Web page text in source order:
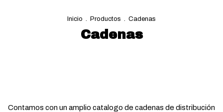
Inicio . Productos . Cadenas
Cadenas
Contamos con un amplio catalogo de cadenas de distribución